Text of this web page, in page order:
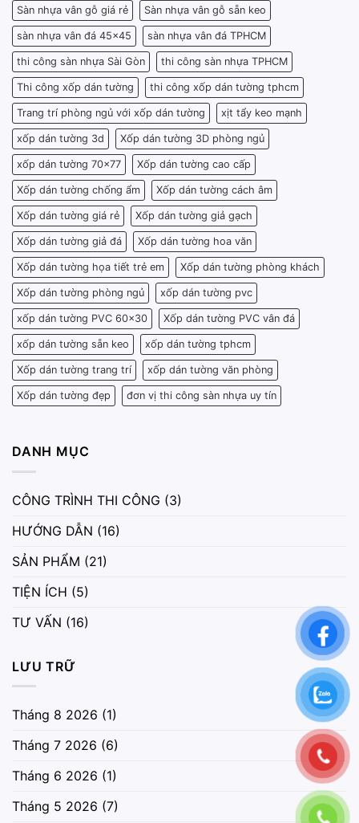
Sàn nhựa vân gỗ giá rẻ Sàn nhựa vân gỗ sẵn keo
sàn nhựa vân đá 45x45 sàn nhựa vân đá TPHCM
thi công sàn nhựa Sài Gòn thi công sàn nhựa TPHCM
Thi công xốp dán tường thi công xốp dán tường tphcm
Trang trí phòng ngủ với xốp dán tường xịt tẩy keo mạnh
xốp dán tường 3d Xốp dán tường 3D phòng ngủ
xốp dán tường 70x77 Xốp dán tường cao cấp
Xốp dán tường chống ẩm Xốp dán tường cách âm
Xốp dán tường giá rẻ Xốp dán tường giả gạch
Xốp dán tường giả đá Xốp dán tường hoa văn
Xốp dán tường họa tiết trẻ em Xốp dán tường phòng khách
Xốp dán tường phòng ngủ xốp dán tường pvc
xốp dán tường PVC 60x30 Xốp dán tường PVC vân đá
xốp dán tường sẵn keo xốp dán tường tphcm
Xốp dán tường trang trí xốp dán tường văn phòng
Xốp dán tường đẹp đơn vị thi công sàn nhựa uy tín
DANH MỤC
CÔNG TRÌNH THI CÔNG (3)
HƯỚNG DẪN (16)
SẢN PHẨM (21)
TIỆN ÍCH (5)
TƯ VẤN (16)
LƯU TRỮ
Tháng 8 2026 (1)
Tháng 7 2026 (6)
Tháng 6 2026 (1)
Tháng 5 2026 (7)